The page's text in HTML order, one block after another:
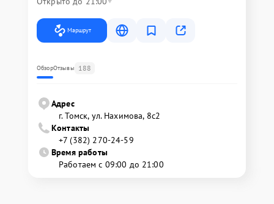
Маршрут
ОбзорОтзывы 188
Адрес
г. Томск, ул. Нахимова, 8с2
Контакты
+7 (382) 270-24-59
Время работы
Работаем с 09:00 до 21:00